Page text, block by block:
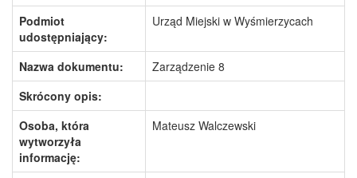
Podmiot
udostępniający:
Urząd Miejski w Wyśmierzycach
Nazwa dokumentu:
Zarządzenie 8
Skrócony opis:
Osoba, która
wytworzyła
informację:
Mateusz Walczewski